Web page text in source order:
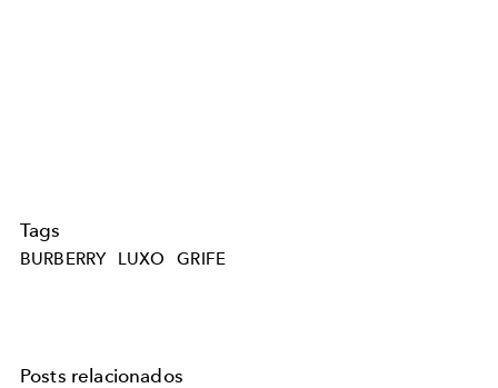
Tags
BURBERRY LUXO GRIFE
Posts relacionados